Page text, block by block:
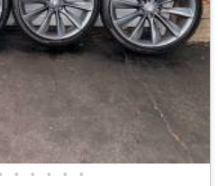
• • • • •